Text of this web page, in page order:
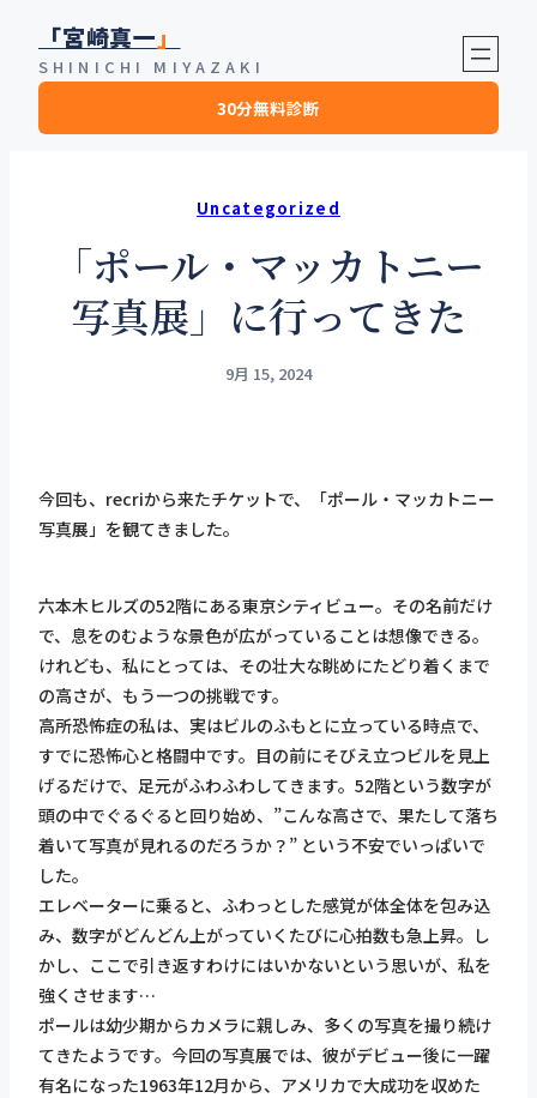
「宮崎真一 」
SHINICHI MIYAZAKI
30分無料診断
Uncategorized
「ポール・マッカトニー
写真展」に行ってきた
9月 15, 2024
今回も、recriから来たチケットで、「ポール・マッカトニー
写真展」を観てきました。
六本木ヒルズの52階にある東京シティビュー。その名前だけ
で、息をのむような景色が広がっていることは想像できる。
けれども、私にとっては、その壮大な眺めにたどり着くまで
の高さが、もう一つの挑戦です。
高所恐怖症の私は、実はビルのふもとに立っている時点で、
すでに恐怖心と格闘中です。目の前にそびえ立つビルを見上
げるだけで、足元がふわふわしてきます。52階という数字が
頭の中でぐるぐると回り始め、”こんな高さで、果たして落ち
着いて写真が見れるのだろうか？” という不安でいっぱいで
した。
エレベーターに乗ると、ふわっとした感覚が体全体を包み込
み、数字がどんどん上がっていくたびに心拍数も急上昇。し
かし、ここで引き返すわけにはいかないという思いが、私を
強くさせます…
ポールは幼少期からカメラに親しみ、多くの写真を撮り続け
てきたようです。今回の写真展では、彼がデビュー後に一躍
有名になった1963年12月から、アメリカで大成功を収めた